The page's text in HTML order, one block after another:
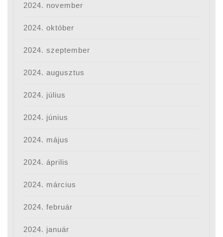
2024. november
2024. október
2024. szeptember
2024. augusztus
2024. július
2024. június
2024. május
2024. április
2024. március
2024. február
2024. január